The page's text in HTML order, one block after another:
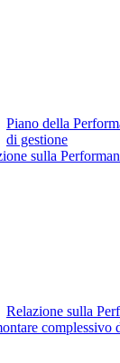
Piano della
di gestione
sulla
Relazione sulla
complessivo